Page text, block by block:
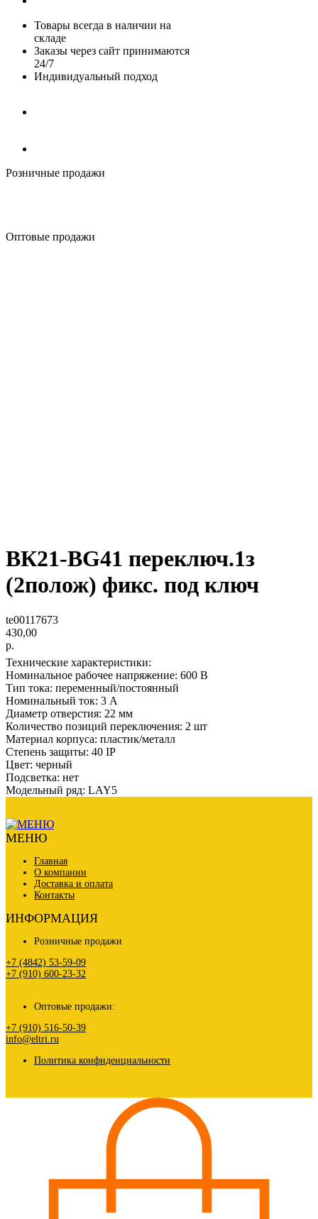
Товары всегда в наличии на
складе
Заказы через сайт принимаются
24/7
Индивидуальный подход
Розничные продажи
Оптовые продажи
ВК21-BG41 переключ.1з
(2полож) фикс. под ключ
te00117673
430,00
р.
Технические характеристики:
Номинальное рабочее напряжение: 600 В
Тип тока: переменный/постоянный
Номинальный ток: 3 А
Диаметр отверстия: 22 мм
Количество позиций переключения: 2 шт
Материал корпуса: пластик/металл
Степень защиты: 40 IP
Цвет: черный
Подсветка: нет
Модельный ряд: LAY5
МЕНЮ
Главная
О компании
Доставка и оплата
Контакты
ИНФОРМАЦИЯ
Розничные продажи
+7 (4842) 53-59-09
+7 (910) 600-23-32
Оптовые продажи:
+7 (910) 516-50-39
info@eltri.ru
Политика конфиденциальности